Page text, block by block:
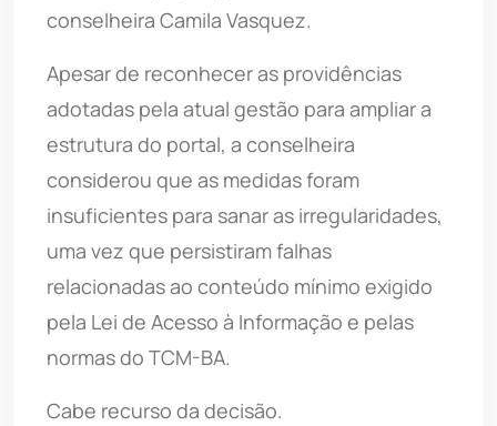
conselheira Camila Vasquez.
Apesar de reconhecer as providências
adotadas pela atual gestão para ampliar a
estrutura do portal, a conselheira
considerou que as medidas foram
insuficientes para sanar as irregularidades,
uma vez que persistiram falhas
relacionadas ao conteúdo mínimo exigido
pela Lei de Acesso à Informação e pelas
normas do TCM-BA.
Cabe recurso da decisão.